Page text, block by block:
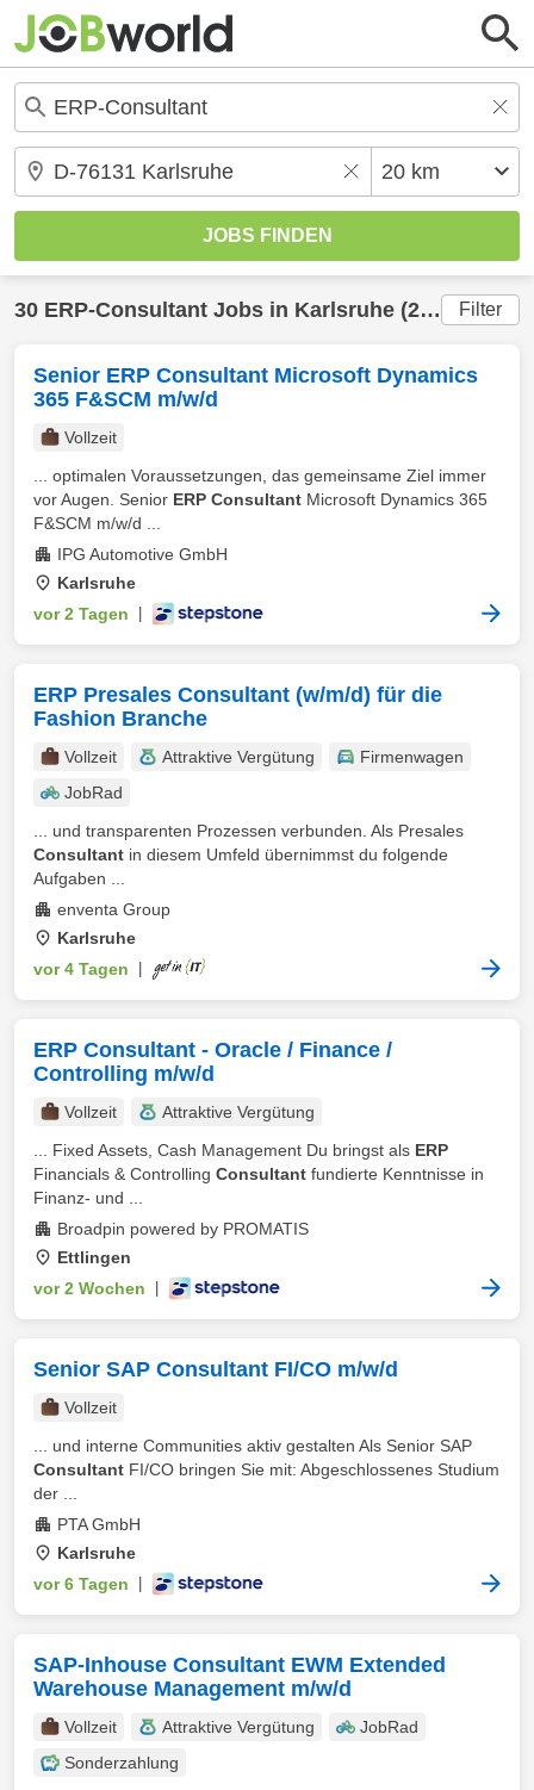
30 ERP-Consultant Jobs in Karlsruhe (20 km) gefunden Filter
Senior ERP Consultant Microsoft Dynamics
365 F&SCM m/w/d
Vollzeit
... optimalen Voraussetzungen, das gemeinsame Ziel immer
vor Augen. Senior ERP Consultant Microsoft Dynamics 365
F&SCM m/w/d ...
IPG Automotive GmbH
Karlsruhe
vor 2 Tagen
ERP Presales Consultant (w/m/d) für die
Fashion Branche
Vollzeit Attraktive Vergütung
Firmenwagen
JobRad
... und transparenten Prozessen verbunden. Als Presales
Consultant in diesem Umfeld übernimmst du folgende
Aufgaben ...
enventa Group
Karlsruhe
vor 4 Tagen
ERP Consultant - Oracle / Finance /
Controlling m/w/d
Vollzeit
Attraktive Vergütung
... Fixed Assets, Cash Management Du bringst als ERP
Financials & Controlling Consultant fundierte Kenntnisse in
Finanz- und ...
Broadpin powered by PROMATIS
Ettlingen
vor 2 Wochen
Senior SAP Consultant FI/CO m/w/d
Vollzeit
... und interne Communities aktiv gestalten Als Senior SAP
Consultant FI/CO bringen Sie mit: Abgeschlossenes Studium
der ...
PTA GmbH
Karlsruhe
vor 6 Tagen
SAP-Inhouse Consultant EWM Extended
Warehouse Management m/w/d
Vollzeit Attraktive Vergütung
JobRad
Sonderzahlung